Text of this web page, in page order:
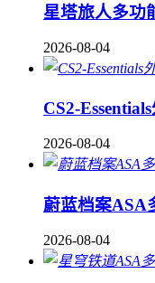
星塔旅人多功
2026-08-04
CS2-
2026-08-04
蔚蓝档案ASA
2026-08-04